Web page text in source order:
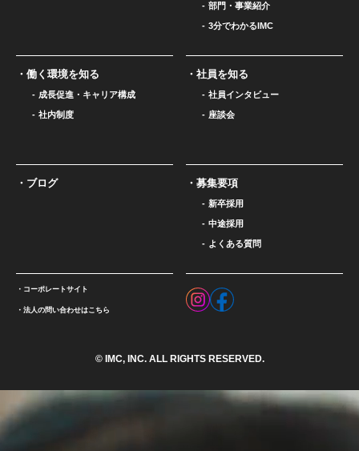
部門・事業紹介
3分でわかるIMC
働く環境を知る
成長促進・キャリア構成
社内制度
社員を知る
社員インタビュー
座談会
ブログ 募集要項
新卒採用
中途採用
よくある質問
コーポレートサイト
法人の問い合わせはこちら
© IMC, INC. ALL RIGHTS RESERVED.